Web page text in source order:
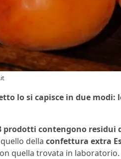
lo si capisce in due modi:
prodotti contengono residui
della confettura extra
quella trovata in laboratorio.